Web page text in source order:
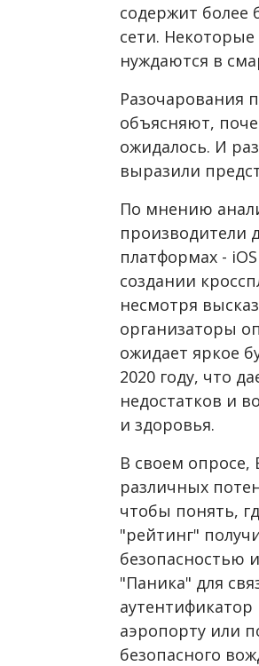
содержит
сети. Некоторые
нуждаются в
Разочарования
объясняют,
ожидалось. И
выразили
По мнению
производители
платформах -
создании
несмотря
организаторы
ожидает яркое
2020 году, что
недостатков и
и здоровья.
В своем опросе,
различных
чтобы понять,
"рейтинг"
безопасностью
"Паника" для
аэропорту или
безопасного